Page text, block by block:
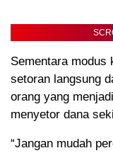
Sementara modus
setoran langsung
orang yang
menyetor dana
“Jangan mudah